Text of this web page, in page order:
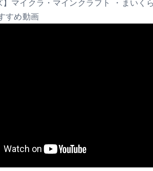
】マイクラ・マインクラフト ・まい
すめ動画